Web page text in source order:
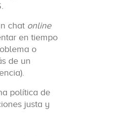
chat online
en tiempo
o
de un
política de
justa y